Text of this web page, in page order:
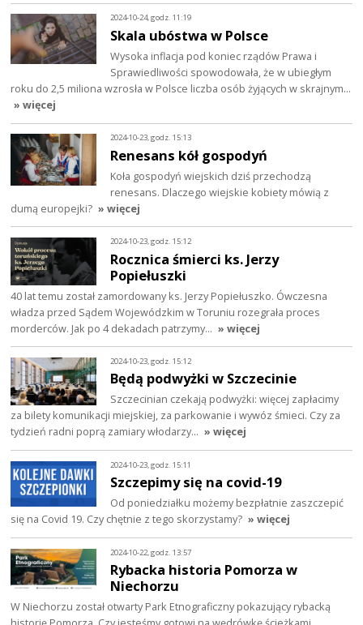
2024-10-24, godz. 11:19
Skala ubóstwa w Polsce
Wysoka inflacja pod koniec rządów Prawa i
Sprawiedliwości spowodowała, że w ubiegłym
roku do 2,5 miliona wzrosła w Polsce liczba osób żyjących w skrajnym…
» więcej
2024-10-23, godz. 15:13
Renesans kół gospodyń
Koła gospodyń wiejskich dziś przechodzą
renesans. Dlaczego wiejskie kobiety mówią z
dumą europejki? » więcej
2024-10-23, godz. 15:12
Rocznica śmierci ks. Jerzy
Popiełuszki
40 lat temu został zamordowany ks. Jerzy Popiełuszko. Ówczesna
władza przed Sądem Wojewódzkim w Toruniu rozegrała proces
morderców. Jak po 4 dekadach patrzymy… » więcej
2024-10-23, godz. 15:12
Będą podwyżki w Szczecinie
Szczecinian czekają podwyżki: więcej zapłacimy
za bilety komunikacji miejskiej, za parkowanie i wywóz śmieci. Czy za
tydzień radni poprą zamiary włodarzy… » więcej
2024-10-23, godz. 15:11
Szczepimy się na covid-19
Od poniedziałku możemy bezpłatnie zaszczepić
się na Covid 19. Czy chętnie z tego skorzystamy? » więcej
2024-10-22, godz. 13:57
Rybacka historia Pomorza w
Niechorzu
W Niechorzu został otwarty Park Etnograficzny pokazujący rybacką